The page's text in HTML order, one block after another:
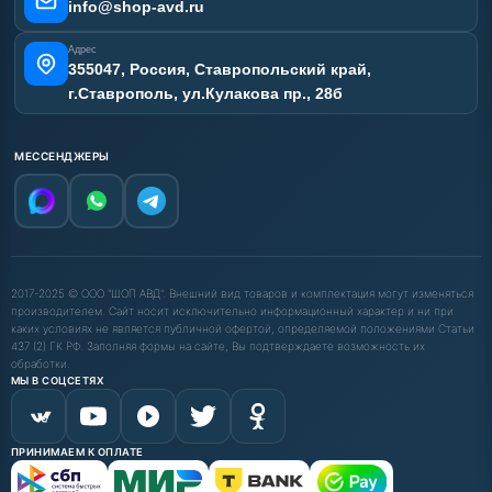
info@shop-avd.ru
Адрес
355047, Россия, Ставропольский край,
г.Ставрополь, ул.Кулакова пр., 28б
МЕССЕНДЖЕРЫ
2017-2025 © ООО "ШОП АВД". Внешний вид товаров и комплектация могут изменяться
производителем. Сайт носит исключительно информационный характер и ни при
каких условиях не является публичной офертой, определяемой положениями Статьи
437 (2) ГК РФ. Заполняя формы на сайте, Вы подтверждаете возможность их
обработки.
МЫ В СОЦСЕТЯХ
ПРИНИМАЕМ К ОПЛАТЕ